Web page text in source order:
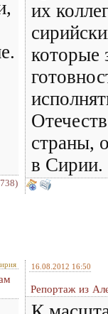
их
которые
страны,
в Сирии.
16.08.2012 16:50
Репортаж из